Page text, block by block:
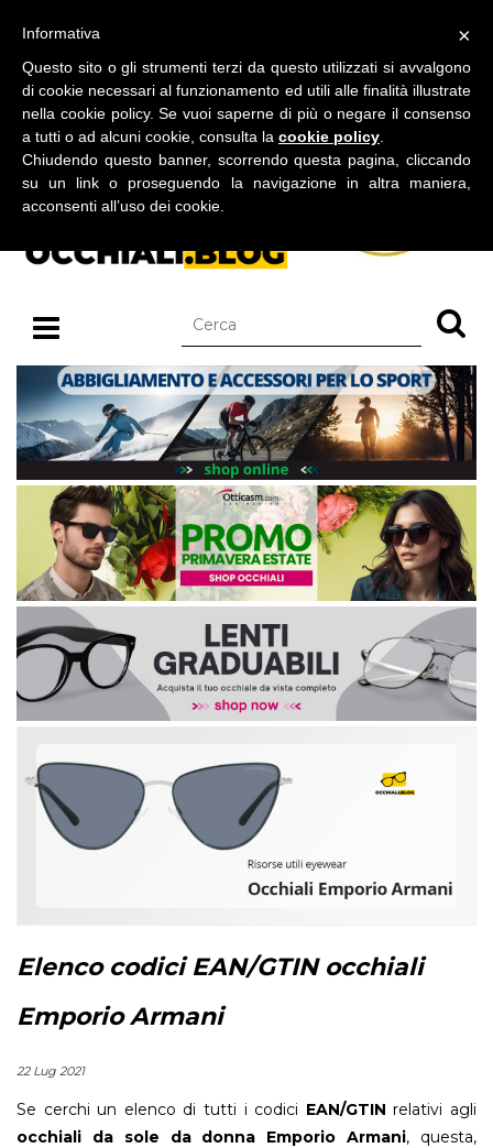
BLOG SU OCCHIALI DA SOLE E OCCHIALI DA VISTA
Elenco codici EAN/GTIN occhiali
Emporio Armani
22 Lug 2021
Se cerchi un elenco di tutti i codici EAN/GTIN relativi agli
occhiali da sole da donna Emporio Armani, questa,
×
Informativa
Questo sito o gli strumenti terzi da questo utilizzati si avvalgono
di cookie necessari al funzionamento ed utili alle finalità illustrate
nella cookie policy. Se vuoi saperne di più o negare il consenso
a tutti o ad alcuni cookie, consulta la cookie policy
Chiudendo questo banner, scorrendo questa pagina, cliccando
su un link o proseguendo la navigazione in altra maniera,
acconsenti all’uso dei cookie.